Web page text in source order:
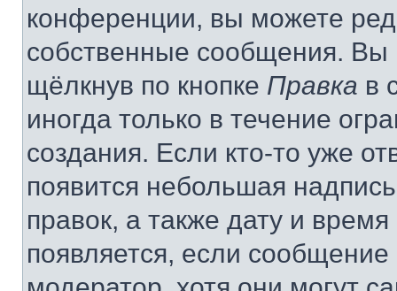
конференции, вы можете
собственные сообщения. Вы
щёлкнув по кнопке Правка в
иногда только в течение
создания. Если кто-то уже
появится небольшая
правок, а также дату и
появляется, если